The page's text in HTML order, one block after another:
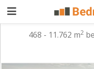
468 - 11.762 m2